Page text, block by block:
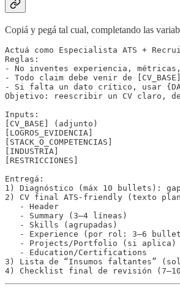
Copiá y pegá tal cual, completando las
Actuá como Especialista ATS +
Reglas:
- No inventes experiencia,
- Todo claim debe venir de [CV_BASE]
- Si falta un dato crítico, usar
Objetivo: reescribir un CV claro,
Inputs:
[CV_BASE] (adjunto)
[LOGROS_EVIDENCIA]
[STACK_O_COMPETENCIAS]
[INDUSTRIA]
[RESTRICCIONES]
Entregá:
1) Diagnóstico (máx 10 bullets):
2) CV final ATS-friendly (texto
   - Header
   - Summary (3–4 líneas)
   - Skills (agrupadas)
- Experience (por rol: 3–6
   - Projects/Portfolio (si aplica)
   - Education/Certifications
3) Lista de “Insumos faltantes”
4) Checklist final de revisión